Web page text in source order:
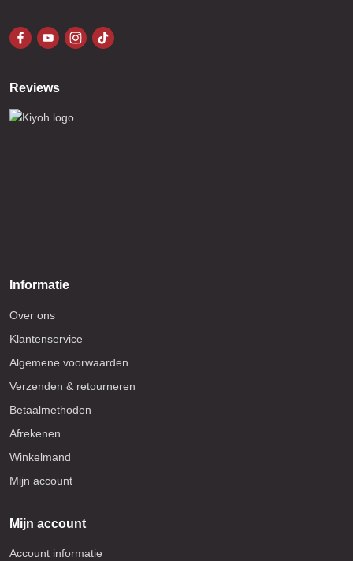
Reviews
Informatie
Over ons
Klantenservice
Algemene voorwaarden
Verzenden & retourneren
Betaalmethoden
Afrekenen
Winkelmand
Mijn account
Mijn account
Account informatie